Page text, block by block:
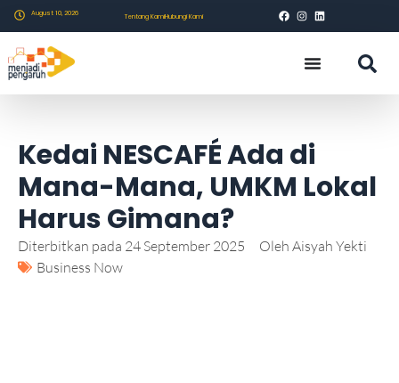
August 10, 2026 Tentang KamiHubungi Kami
Kedai NESCAFÉ Ada di
Mana-Mana, UMKM Lokal
Harus Gimana?
Diterbitkan pada 24 September 2025 Oleh Aisyah Yekti
Business Now